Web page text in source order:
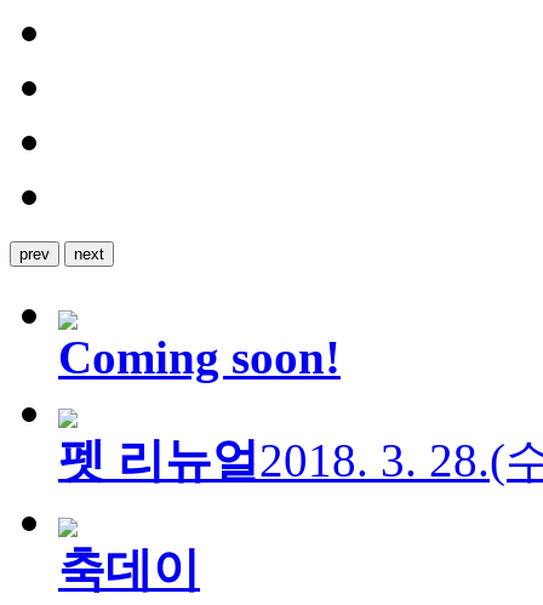
prev next
Coming soon!
펫 리뉴얼2018. 3. 28.(
축데이